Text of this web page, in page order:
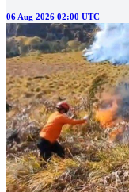
06 Aug 2026 02:00 UTC